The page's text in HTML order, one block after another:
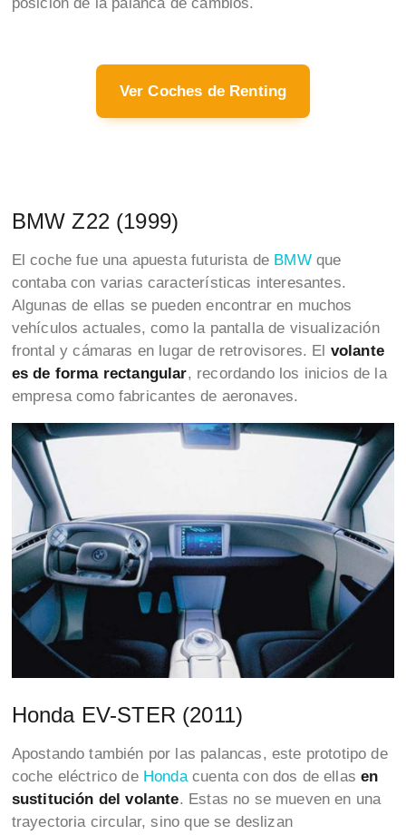
Ver Coches de Renting
BMW Z22 (1999)
El coche fue una apuesta futurista de BMWque
contaba con varias características interesantes.
Algunas de ellas se pueden encontrar en muchos
vehículos actuales, como la pantalla de visualización
frontal y cámaras en lugar de retrovisores. El volante
es de forma rectangular, recordando los inicios de la
empresa como fabricantes de aeronaves.
Honda EV-STER (2011)
Apostando también por las palancas, este prototipo de
coche eléctrico de Hondacuenta con dos de ellasen
sustitución del volante. Estas no se mueven en una
trayectoria circular, sino que se deslizan